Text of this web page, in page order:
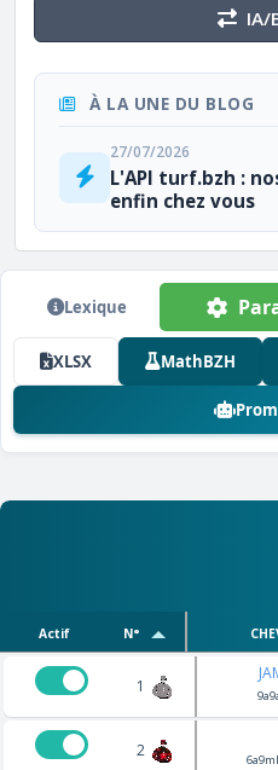
IA/
À LA UNE DU BLOG
27/07/2026
L'API turf.bzh :
enfin chez vous
Lexique
XLSX MathBZH
Actif N°
1
2